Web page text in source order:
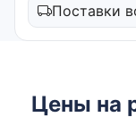
Поставки
Цены на